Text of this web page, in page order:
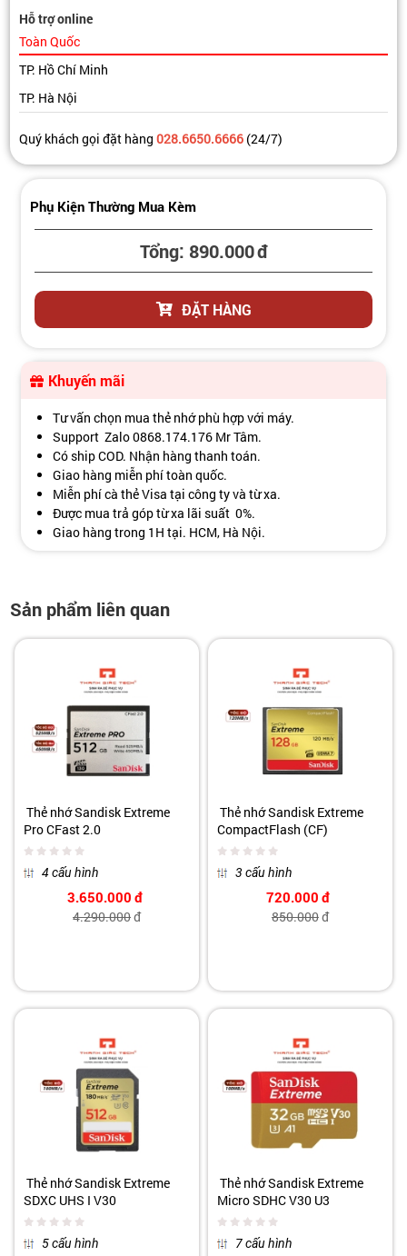
Hỗ trợ online
Toàn Quốc
TP. Hồ Chí Minh
TP. Hà Nội
Quý khách gọi đặt hàng028.6650.6666 (24/7)
Phụ Kiện Thường Mua Kèm
Tổng: 890.000đ
ĐẶT HÀNG
Khuyến mãi
Tư vấn chọn mua thẻ nhớ phù hợp với máy.
Support Zalo 0868.174.176 Mr Tâm.
Có ship COD. Nhận hàng thanh toán.
Giao hàng miễn phí toàn quốc.
Miễn phí cà thẻ Visa tại công ty và từ xa.
Được mua trả góp từ xa lãi suất 0%.
Giao hàng trong 1H tại. HCM, Hà Nội.
Sản phẩm liên quan
Thẻ nhớ Sandisk Extreme
Pro CFast 2.0
4 cấu hình
3.650.000 đ
4.290.000đ
Thẻ nhớ Sandisk Extreme
CompactFlash (CF)
3 cấu hình
720.000 đ
850.000đ
Thẻ nhớ Sandisk Extreme
SDXC UHS I V30
5 cấu hình
Thẻ nhớ Sandisk Extreme
Micro SDHC V30 U3
7 cấu hình